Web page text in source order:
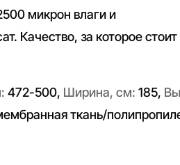
микрон влаги и
Качество, за которое стоит
472-500, Ширина, см: 185,
ткань/